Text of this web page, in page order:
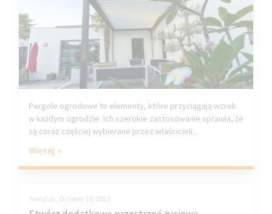
Pergole ogrodowe to elementy, które przyciągają wzrok
w każdym ogrodzie. Ich szerokie zastosowanie sprawia, że
są coraz częściej wybierane przez właścicieli...
Więcej »
Tuesday, October 18, 2022